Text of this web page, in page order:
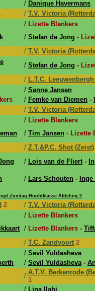
/ Danique Havermans
/ T.V. Victoria
/ Lizette Blankers
/ Stefan de Jong -
/ T.V. Victoria
/ Stefan de Jong -
/ L.T.C.
/ Sanne Jansen
/ Femke van Diemen -
/ T.V. Victoria
/ Lizette Blankers
/ Tim Jansen - Lizette
/ Z.T.&P.C. Shot (Zeist)
/ Lois van de Fliert-
/ Lars Schouten -
Zondag Hoofdklasse Afdeling 2
2 / T.V. Victoria
/ Lizette Blankers
/ Lizette Blankers -
/ T.C. Zandvoort 2
/ Sevil Yuldasheva
/ Sevil Yuldasheva-
/ A.T.V. Berkenrode
1
/ Lina Ilahi